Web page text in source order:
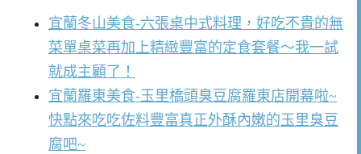
宜蘭冬山美食-六張桌中式料理，好吃不貴的無
菜單桌菜再加上精緻豐富的定食套餐～我一試
就成主顧了！
宜蘭羅東美食-玉里橋頭臭豆腐羅東店開幕啦~
快點來吃吃佐料豐富真正外酥內嫩的玉里臭豆
腐吧~